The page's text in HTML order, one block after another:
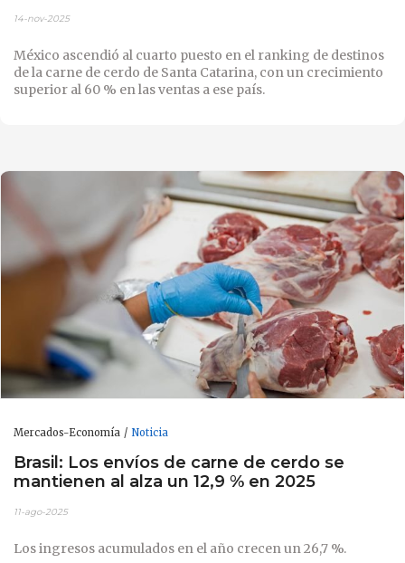
14-nov-2025
México ascendió al cuarto puesto en el ranking de destinos
de la carne de cerdo de Santa Catarina, con un crecimiento
superior al 60 % en las ventas a ese país.
Mercados-Economía Noticia
Brasil: Los envíos de carne de cerdo se
mantienen al alza un 12,9 % en 2025
11-ago-2025
Los ingresos acumulados en el año crecen un 26,7 %.